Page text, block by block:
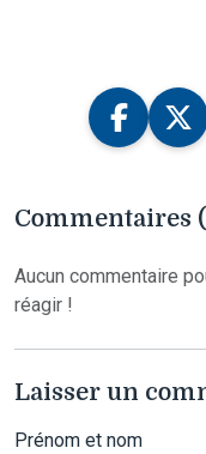
Commentaires
Aucun commentaire
réagir !
Laisser un
Prénom et nom